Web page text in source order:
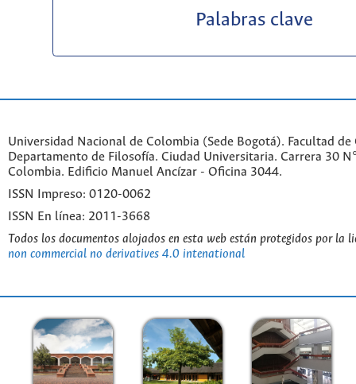
Palabras clave
Universidad Nacional de Colombia (Sede Bogotá). Facultad de
Departamento de Filosofía. Ciudad Universitaria. Carrera 30
Colombia. Edificio Manuel Ancízar - Oficina 3044.
ISSN Impreso: 0120-0062
ISSN En línea: 2011-3668
Todos los documentos alojados en esta web están protegidos por la
non commercial no derivatives 4.0 intenational